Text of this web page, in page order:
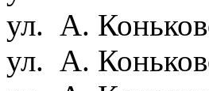
ул. А.
ул. А.